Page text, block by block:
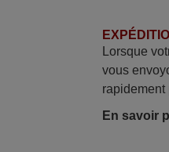
l'insertion
Lorsque
vous
rapidement
En savoir